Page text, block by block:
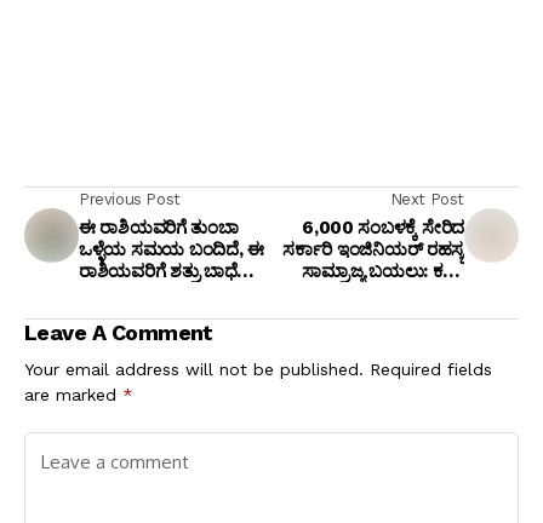
Previous Post
ಈ ರಾಶಿಯವರಿಗೆ ತುಂಬಾ
ಒಳ್ಳೆಯ ಸಮಯ ಬಂದಿದೆ, ಈ
ರಾಶಿಯವರಿಗೆ ಶತ್ರು ಬಾಧೆ
Next Post
₹6,000 ಸಂಬಳಕ್ಕೆ ಸೇರಿದ
ಸರ್ಕಾರಿ ಇಂಜಿನಿಯರ್‌ ರಹಸ್ಯ
ಸಾಮ್ರಾಜ್ಯ ಬಯಲು: ಕಣ್ಣು
ಬಂಗಲೆ, ಸೈಟು, ಕೋಟಿ ಕೋಟಿ
Leave A Comment
Your email address will not be published. Required fields
are marked *